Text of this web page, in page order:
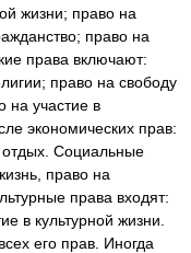
жизни; право на
право на
права включают:
право на свободу
на участие в
экономических прав:
отдых. Социальные
право на
права входят:
в культурной жизни.
его прав. Иногда